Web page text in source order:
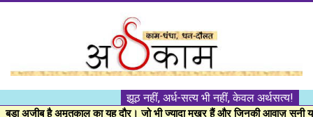
।। झूठ नहीं, अर्ध-सत्य भी नहीं, केवल अर्थसत्य!
बड़ा अजीब है अमृतकाल का यह दौर। जो भी ज्यादा मुखर हैं और जिनकी आवाज़ सुनी